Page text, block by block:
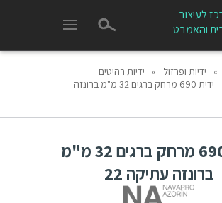
לעיצוב
והאמבט
» ידיות ופרזול »
ידיות רהיטים
ידית 690 מרחק ברגים 32 מ"מ ברונזה
ידית 690 מרחק ברגים 32 מ"מ
ברונזה עתיקה 22